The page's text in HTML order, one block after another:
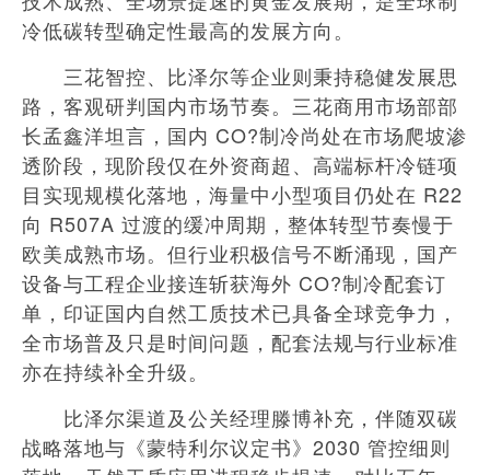
冷低碳转型确定性最高的发展方向。
三花智控、比泽尔等企业则秉持稳健发展思
路，客观研判国内市场节奏。三花商用市场部部
长孟鑫洋坦言，国内 CO?制冷尚处在市场爬坡渗
透阶段，现阶段仅在外资商超、高端标杆冷链项
目实现规模化落地，海量中小型项目仍处在 R22
向 R507A 过渡的缓冲周期，整体转型节奏慢于
欧美成熟市场。但行业积极信号不断涌现，国产
设备与工程企业接连斩获海外 CO?制冷配套订
单，印证国内自然工质技术已具备全球竞争力，
全市场普及只是时间问题，配套法规与行业标准
亦在持续补全升级。
比泽尔渠道及公关经理滕博补充，伴随双碳
战略落地与《蒙特利尔议定书》2030 管控细则